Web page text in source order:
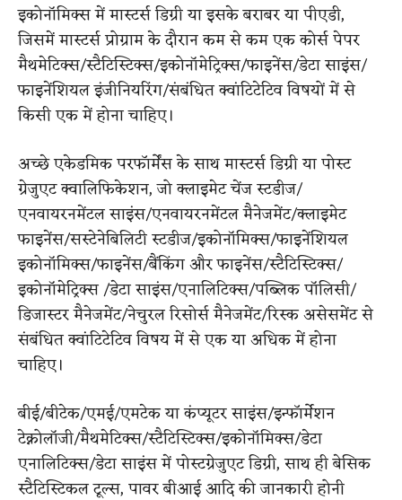
इकोनॉमिक्स में मास्टर्स डिग्री या इसके बराबर या पीएडी,
जिसमें मास्टर्स प्रोग्राम के दौरान कम से कम एक कोर्स पेपर
मैथमेटिक्स/स्टैटिस्टिक्स/इकोनॉमेट्रिक्स/फाइनेंस/डेटा साइंस/
फाइनेंशियल इंजीनियरिंग/संबंधित क्वांटिटेटिव विषयों में से
किसी एक में होना चाहिए।
अच्छे एकेडमिक परफॉर्मेंस के साथ मास्टर्स डिग्री या पोस्ट
ग्रेजुएट क्वालिफिकेशन, जो क्लाइमेट चेंज स्टडीज/
एनवायरनमेंटल साइंस/एनवायरनमेंटल मैनेजमेंट/क्लाइमेट
फाइनेंस/सस्टेनेबिलिटी स्टडीज/इकोनॉमिक्स/फाइनेंशियल
इकोनॉमिक्स/फाइनेंस/बैंकिंग और फाइनेंस/स्टैटिस्टिक्स/
इकोनॉमेट्रिक्स /डेटा साइंस/एनालिटिक्स/पब्लिक पॉलिसी/
डिजास्टर मैनेजमेंट/नेचुरल रिसोर्स मैनेजमेंट/रिस्क असेसमेंट से
संबंधित क्वांटिटेटिव विषय में से एक या अधिक में होना
चाहिए।
बीई/बीटेक/एमई/एमटेक या कंप्यूटर साइंस/इन्फॉर्मेशन
टेक्नोलॉजी/मैथमेटिक्स/स्टैटिस्टिक्स/इकोनॉमिक्स/डेटा
एनालिटिक्स/डेटा साइंस में पोस्टग्रेजुएट डिग्री, साथ ही बेसिक
स्टैटिस्टिकल टूल्स, पावर बीआई आदि की जानकारी होनी